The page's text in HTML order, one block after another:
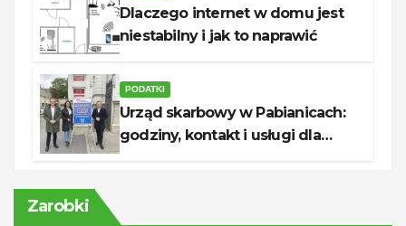
Dlaczego internet w domu jest
niestabilny i jak to naprawić
PODATKI
Urząd skarbowy w Pabianicach:
godziny, kontakt i usługi dla
Zarobki